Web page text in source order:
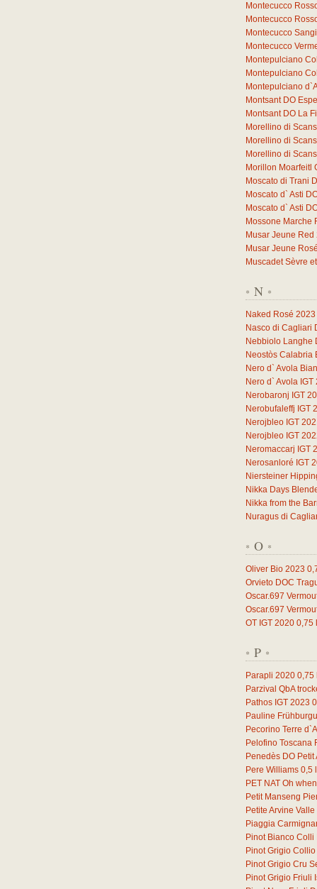
Montecucco
Montecucco
Montecucco
Montecucco
Montepulciano
Montepulciano
Montepulciano
Montsant DO
Montsant DO La
Morellino di
Morellino di
Morellino di
Morillon Moarfeitl
Moscato di Trani
Moscato d` Asti
Moscato d` Asti
Mossone Marche
Musar Jeune Red
Musar Jeune
Muscadet Sèvre
* N *
Naked Rosé 2023
Nasco di Cagliari
Nebbiolo Langhe
Neostòs Calabria
Nero d` Avola
Nero d` Avola IGT
Nerobaronj IGT
Nerobufaleffj IGT
Nerojbleo IGT
Nerojbleo IGT
Neromaccarj IGT
Nerosanloré IGT
Niersteiner
Nikka Days
Nikka from the
Nuragus di
* O *
Oliver Bio 2023
Orvieto DOC
Oscar.697
Oscar.697
OT IGT 2020 0,75
* P *
Parapli 2020 0,75
Parzival QbA
Pathos IGT 2023
Pauline
Pecorino Terre
Pelofino Toscana
Penedès DO
Pere Williams 0,5
PET NAT Oh
Petit Manseng
Petite Arvine
Piaggia
Pinot Bianco
Pinot Grigio
Pinot Grigio Cru
Pinot Grigio Friuli